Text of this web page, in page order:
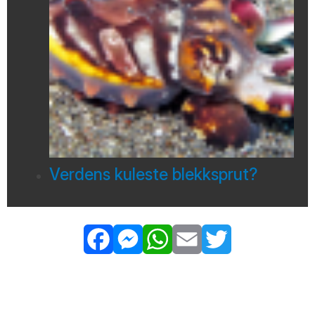
Verdens kuleste blekksprut?